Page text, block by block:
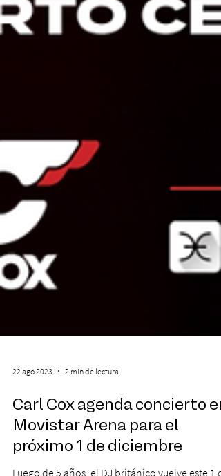
22 ago 2023 2 min de lectura
Carl Cox agenda concierto en